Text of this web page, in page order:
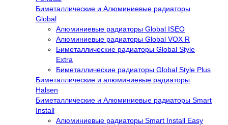
Биметаллические и Алюминиевые радиаторы
Global
Алюминиевые радиаторы Global ISEO
Алюминиевые радиаторы Global VOX R
Биметаллические радиаторы Global Style
Extra
Биметаллические радиаторы Global Style Plus
Биметаллические и алюминиевые радиаторы
Halsen
Биметаллические и Алюминиевые радиаторы Smart
Install
Алюминиевые радиаторы Smart Install Easy